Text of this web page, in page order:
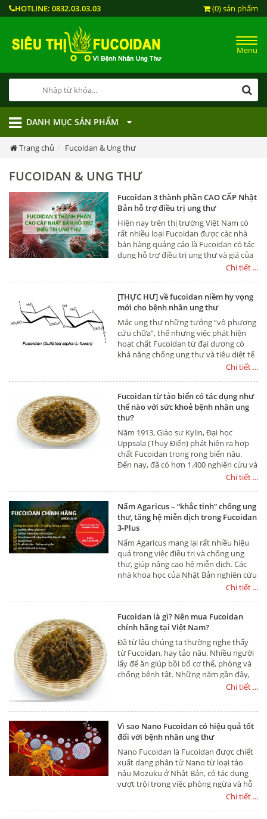
HOTLINE: 0832.03.03.03 (0) sản phẩm
Menu
DANH MỤC SẢN PHẨM
Trang chủ Fucoidan & Ung thư
FUCOIDAN & UNG THƯ
Fucoidan 3 thành phần CAO CẤP Nhật
Bản hỗ trợ điều trị ung thư
Hiện nay trên thị trường Việt Nam có
rất nhiều loại Fucoidan được các nhà
bán hàng quảng cáo là Fucoidan có tác
dụng hỗ trợ điều trị ung thư và giá của
các loại Fucoidan này cũng được bán
trăm ngàn. Vậy điểm khác biệt giữa các
loại Fucoidan này là gì và thực sự cứ
Fucoidan là có tác dụng hỗ trợ điều trị
ung thư, tiêu diệt tế bào ung thư hay
không mời các bạn đọc bài viết sau nhé
Chi tiết ...
[THỰC HƯ] về fucoidan niềm hy vọng
mới cho bệnh nhân ung thư
Mắc ung thư những tưởng “vô phương
cứu chữa”, thế nhưng việc phát hiện
hoạt chất Fucoidan từ đại dương có
khả năng chống ung thư và tiêu diệt tế
bào ung thư cực mạnh là tia hy vọng
thư như thế nào, mời bạn đọc cùng tìm
hiểu qua bài viết sau đây nhé
Chi tiết ...
Fucoidan từ tảo biển có tác dụng như
thế nào với sức khoẻ bệnh nhân ung
thư?
Năm 1913, Giáo sư Kylin, Đại học
Uppsala (Thụy Điển) phát hiện ra hợp
chất Fucoidan trong rong biển nâu.
Đến nay, đã có hơn 1.400 nghiên cứu và
báo cáo về hợp chất này, theo tài liệu
Chi tiết ...
Nấm Agaricus – “khắc tinh” chống ung
thư, tăng hệ miễn dịch trong Fucoidan
3-Plus
Nấm Agaricus mang lại rất nhiều hiệu
quả trong việc điều trị và chống ung
thư, giúp nâng cao hệ miễn dịch. Các
nhà khoa học của Nhật Bản nghiên cứu
đã thấy được những ưu điểm vượt trội
Fucoidan 3-Plus mang lại những kết
quả tốt
Chi tiết ...
Fucoidan là gì? Nên mua Fucoidan
chính hãng tại Việt Nam?
Đã từ lâu chúng ta thường nghe thấy
từ Fucoidan, hay tảo nâu. Nhiều người
lấy để ăn giúp bồi bổ cơ thể, phòng và
chống bệnh tật. Những năm gần đây,
Fucoidan dần trở lên phổ biến với hầu
giúp phòng, hỗ trợ và điều trị nhiều
bệnh
Chi tiết ...
Vì sao Nano Fucoidan có hiệu quả tốt
đối với bệnh nhân ung thư
Nano Fucoidan là Fucoidan được chiết
xuất dạng phân tử Nano từ loại tảo
nâu Mozuku ở Nhật Bản, có tác dụng
vượt trội trong việc phòng ngừa và hỗ
Chi tiết ...